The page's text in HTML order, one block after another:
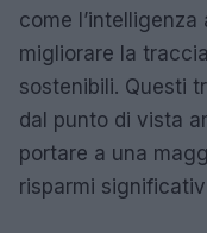
come
migliorare la
sostenibili. Questi
dal punto di vista
portare a una
risparmi